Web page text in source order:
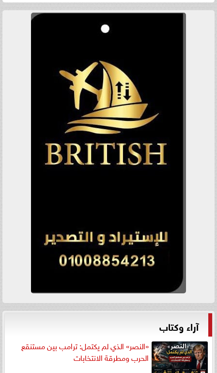
آراء وكتاب
«النصر» الذي لم يكتمل: ترامب بين مستنقع
الحرب ومطرقة الانتخابات